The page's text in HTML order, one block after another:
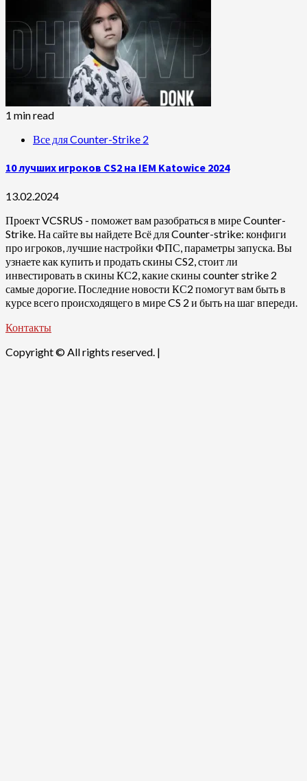
1 min read
Все для Counter-Strike 2
10 лучших игроков CS2 на IEM Katowice 2024
13.02.2024
Проект VCSRUS - поможет вам разобраться в мире Counter-
Strike. На сайте вы найдете Всё для Counter-strike: конфиги
про игроков, лучшие настройки ФПС, параметры запуска. Вы
узнаете как купить и продать скины CS2, стоит ли
инвестировать в скины КС2, какие скины counter strike 2
самые дорогие. Последние новости КС2 помогут вам быть в
курсе всего происходящего в мире CS 2 и быть на шаг впереди.
Контакты
Copyright © All rights reserved. |